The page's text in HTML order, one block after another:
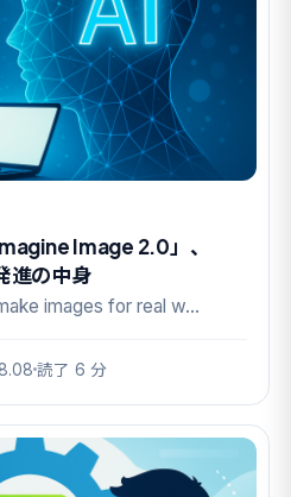
Image 2.0」、
進の中身
images for real w…
読了 6 分